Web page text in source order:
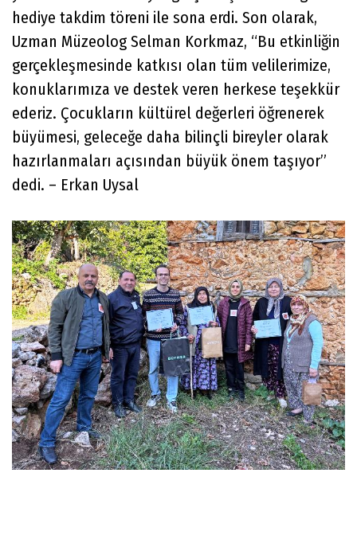
hediye takdim töreni ile sona erdi. Son olarak,
Uzman Müzeolog Selman Korkmaz, “Bu etkinliğin
gerçekleşmesinde katkısı olan tüm velilerimize,
konuklarımıza ve destek veren herkese teşekkür
ederiz. Çocukların kültürel değerleri öğrenerek
büyümesi, geleceğe daha bilinçli bireyler olarak
hazırlanmaları açısından büyük önem taşıyor”
dedi. – Erkan Uysal